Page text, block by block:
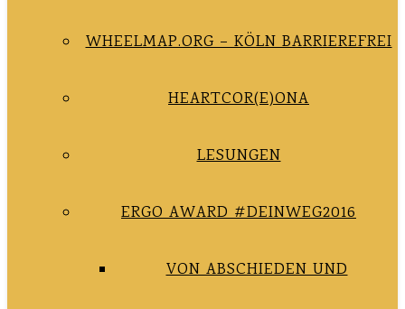
WHEELMAP.ORG – KÖLN BARRIEREFREI
HEARTCOR(E)ONA
LESUNGEN
ERGO AWARD #DEINWEG2016
VON ABSCHIEDEN UND